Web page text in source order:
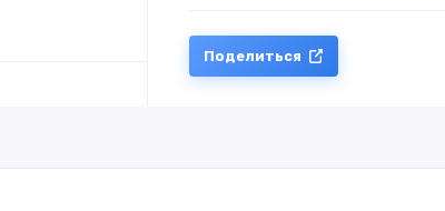
Поделиться